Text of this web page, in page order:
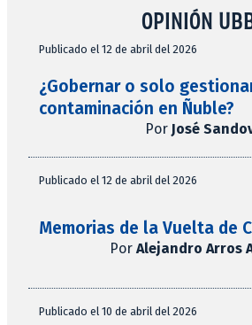
OPINIÓN
Publicado el 12 de abril del 2026
¿Gobernar o solo
contaminación en Ñuble?
Por José
Publicado el 12 de abril del 2026
Memorias de la Vuelta de
Por Alejandro Arros
Publicado el 10 de abril del 2026